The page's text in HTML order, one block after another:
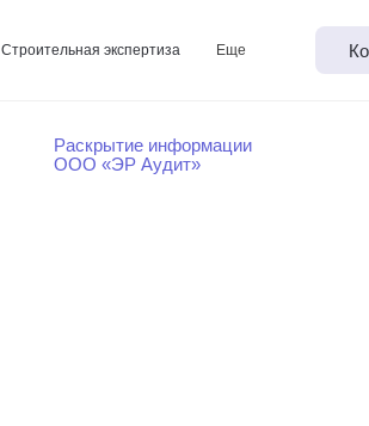
Строительная экспертиза
Еще
Раскрытие информации
ООО «ЭР Аудит»